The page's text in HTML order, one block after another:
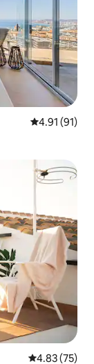
คะแนนเฉลี่ย
4.91 (91)
คะแนนเฉลี่ย
4.83 (75)